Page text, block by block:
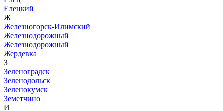
Елецкий
Ж
Железногорск-Илимский
Железнодорожный
Железнодорожный
Жердевка
З
Зеленоградск
Зеленодольск
Зеленокумск
Земетчино
И